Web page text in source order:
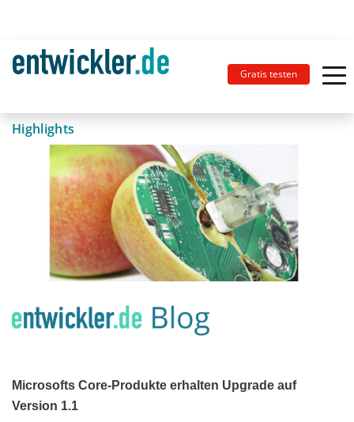
Gratis testen
Highlights
Microsofts Core-Produkte erhalten Upgrade auf
Version 1.1